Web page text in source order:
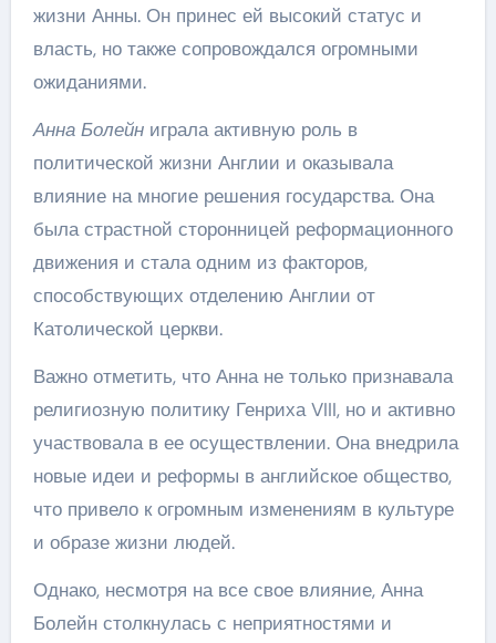
жизни Анны. Он принес ей высокий статус и
власть, но также сопровождался огромными
ожиданиями.
Анна Болейниграла активную роль в
политической жизни Англии и оказывала
влияние на многие решения государства. Она
была страстной сторонницей реформационного
движения и стала одним из факторов,
способствующих отделению Англии от
Католической церкви.
Важно отметить, что Анна не только признавала
религиозную политику Генриха VIII, но и активно
участвовала в ее осуществлении. Она внедрила
новые идеи и реформы в английское общество,
что привело к огромным изменениям в культуре
и образе жизни людей.
Однако, несмотря на все свое влияние, Анна
Болейн столкнулась с неприятностями и